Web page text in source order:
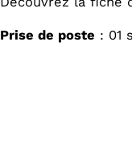
Prise de poste : 01